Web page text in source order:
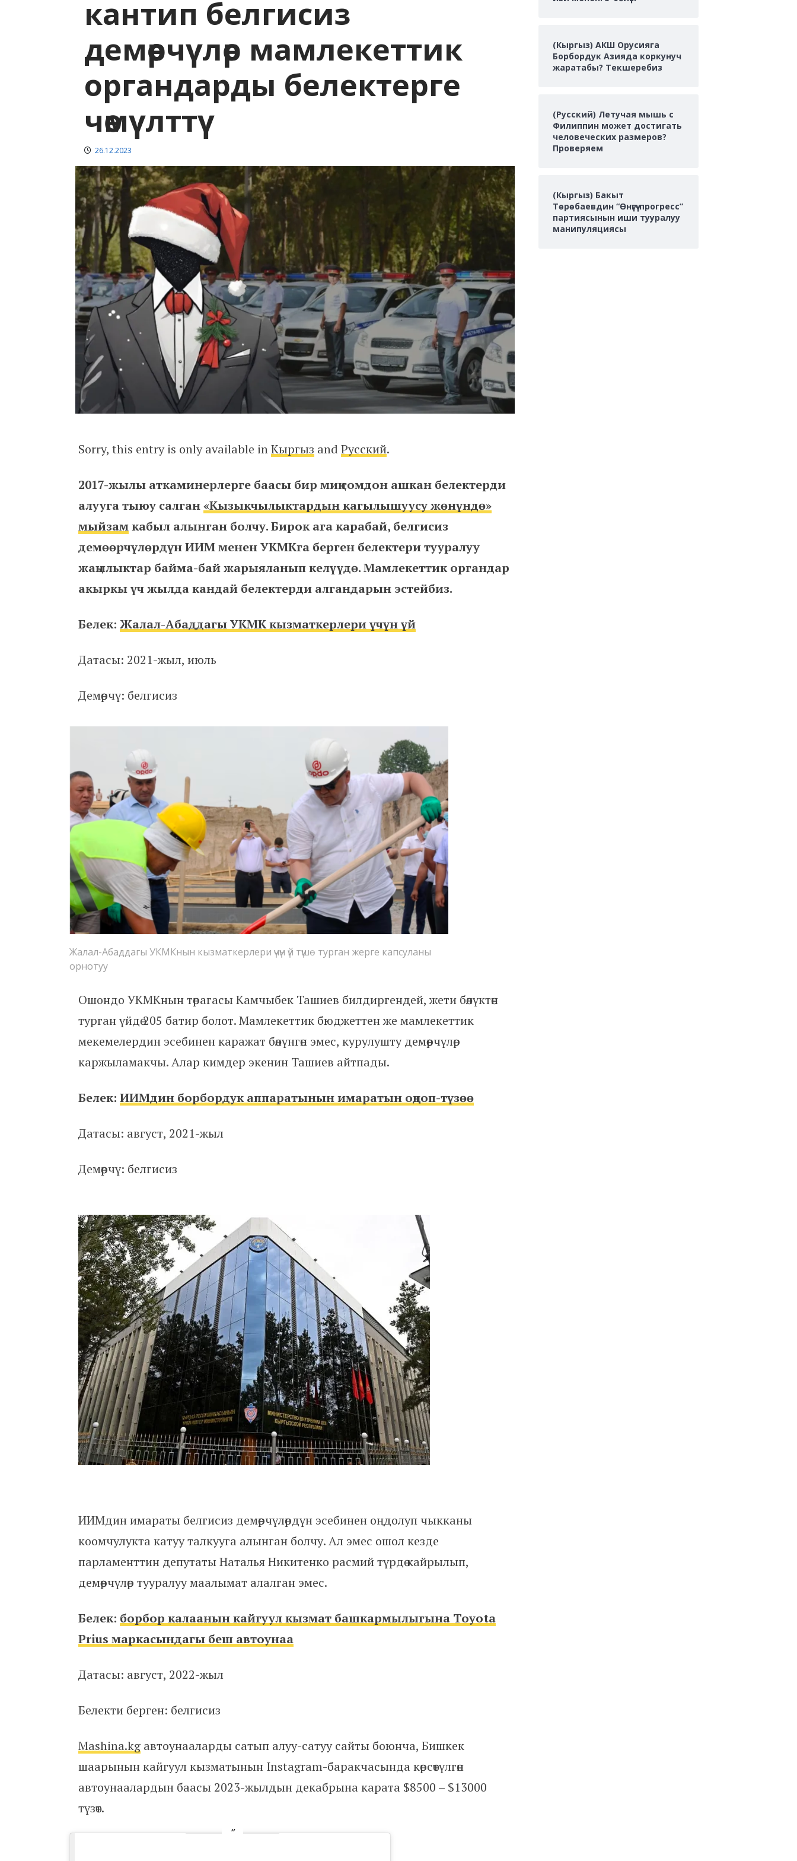
кантип белгисиз
демөөрчүлөр мамлекеттик
органдарды белектерге
чөмүлттү
26.12.2023
Sorry, this entry is only available inКыргыз andРусский.
2017-жылы аткаминерлерге баасы бир миң сомдон ашкан белектерди
алууга тыюу салган«Кызыкчылыктардын кагылышуусу жөнүндө»
мыйзамкабыл алынган болчу. Бирок ага карабай, белгисиз
демөөрчүлөрдүн ИИМ менен УКМКга берген белектери тууралуу
жаңылыктар байма-бай жарыяланып келүүдө. Мамлекеттик органдар
акыркы үч жылда кандай белектерди алгандарын эстейбиз.
Белек:Жалал-Абаддагы УКМК кызматкерлери үчүн үй
Датасы: 2021-жыл, июль
Демөөрчү: белгисиз
Жалал-Абаддагы УКМКнын кызматкерлери үчүн үй түшө турган жерге капсуланы
орнотуу
Ошондо УКМКнын төрагасы Камчыбек Ташиев билдиргендей, жети бөлүктөн
турган үйдө 205 батир болот. Мамлекеттик бюджеттен же мамлекеттик
мекемелердин эсебинен каражат бөлүнгөн эмес, курулушту демөөрчүлөр
каржыламакчы. Алар кимдер экенин Ташиев айтпады.
Белек:ИИМдин борбордук аппаратынын имаратын оңдоп-түзөө
Датасы: август, 2021-жыл
Демөөрчү: белгисиз
ИИМдин имараты белгисиз демөөрчүлөрдүн эсебинен оңдолуп чыкканы
коомчулукта катуу талкууга алынган болчу. Ал эмес ошол кезде
парламенттин депутаты Наталья Никитенко расмий түрдө кайрылып,
демөөрчүлөр тууралуу маалымат алалган эмес.
Белек: борбор калаанын кайгуул кызмат башкармылыгына Toyota
Prius маркасындагы беш автоунаа
Датасы: август, 2022-жыл
Белекти берген: белгисиз
Mashina.kg автоунааларды сатып алуу-сатуу сайты боюнча, Бишкек
шаарынын кайгуул кызматынын Instagram-баракчасында көрсөтүлгөн
автоунаалардын баасы 2023-жылдын декабрына карата $8500 – $13000
түзөт.
(Кыргыз) АКШ Орусияга
Борбордук Азияда коркунуч
жаратабы? Текшеребиз
(Русский) Летучая мышь с
Филиппин может достигать
человеческих размеров?
Проверяем
(Кыргыз) Бакыт
Төрөбаевдин “Өнүгүү-прогресс”
партиясынын иши тууралуу
манипуляциясы